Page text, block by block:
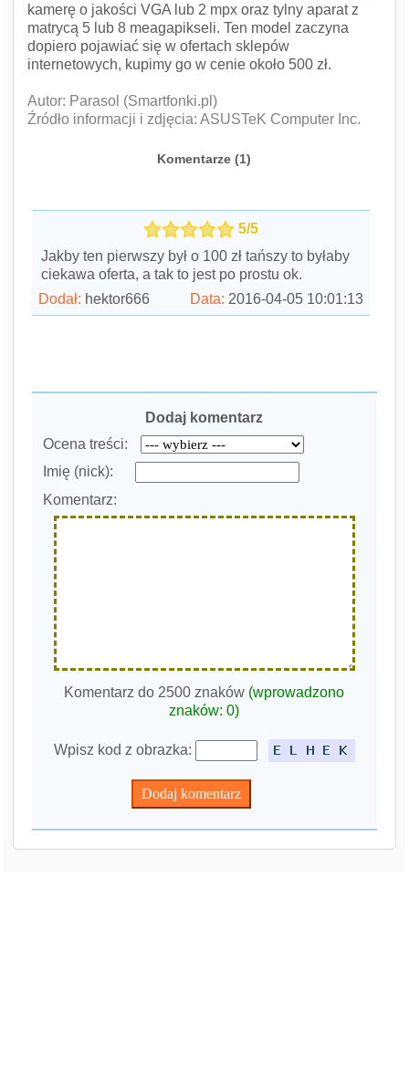
kamerę o jakości VGA lub 2 mpx oraz tylny aparat z
matrycą 5 lub 8 meagapikseli. Ten model zaczyna
dopiero pojawiać się w ofertach sklepów
internetowych, kupimy go w cenie około 500 zł.
Autor: Parasol (Smartfonki.pl)
Źródło informacji i zdjęcia: ASUSTeK Computer Inc.
Komentarze (1)
5/5
Jakby ten pierwszy był o 100 zł tańszy to byłaby
ciekawa oferta, a tak to jest po prostu ok.
Dodał: hektor666 Data: 2016-04-05 10:01:13
Dodaj komentarz
Ocena treści:
Imię (nick):
Komentarz:
Komentarz do 2500 znaków (wprowadzono
znaków:0)
Wpisz kod z obrazka: